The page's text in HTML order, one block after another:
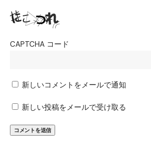
CAPTCHA コード
新しいコメントをメールで通知
新しい投稿をメールで受け取る